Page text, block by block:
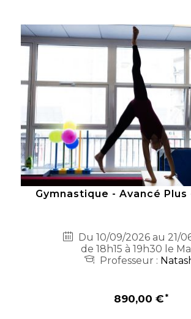
Gymnastique - Avancé Plus
Du 10/09/2026 au 21/
de 18h15 à 19h30 le
Professeur :
890,00 €